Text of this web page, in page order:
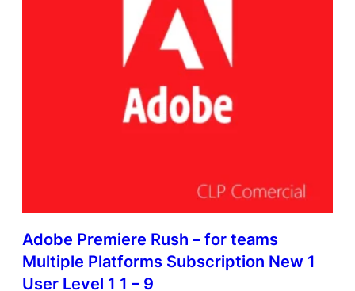
Adobe Premiere Rush – for teams
Multiple Platforms Subscription New 1
User Level 1 1 – 9